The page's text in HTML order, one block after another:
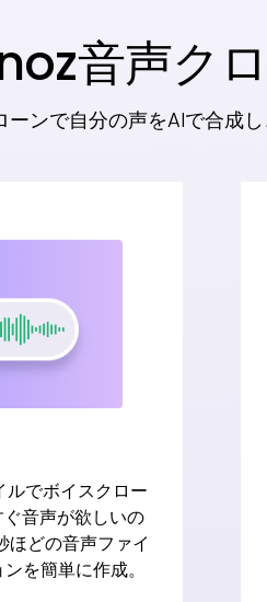
音声ク
ンで自分の声をAIで合成
でボイスクロー
音声が欲しいの
ほどの音声ファイ
を簡単に作成。